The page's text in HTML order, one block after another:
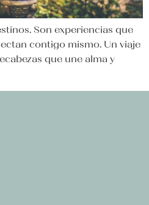
Son experiencias que
contigo mismo. Un viaje
que une alma y